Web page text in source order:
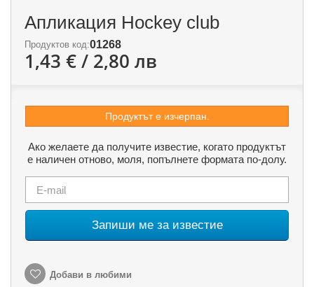
Апликация Hockey club
Продуктов код:01268
1,43 € / 2,80 лв
Продуктът е изчерпан.
Ако желаете да получите известие, когато продуктът
е наличен отново, моля, попълнете формата по-долу.
Запиши ме за известие
Добави в любими